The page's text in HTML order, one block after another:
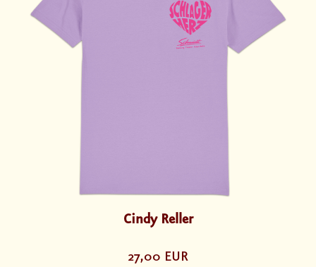
Cindy Reller
27,00 EUR